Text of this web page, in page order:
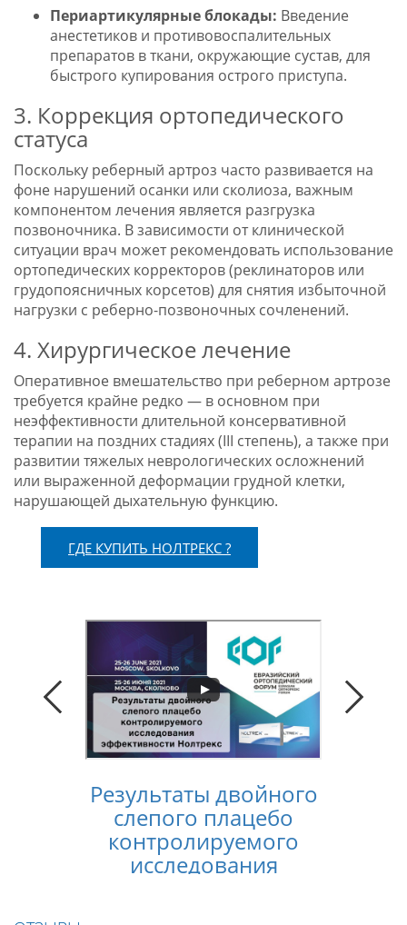
Периартикулярные блокады: Введение
анестетиков и противовоспалительных
препаратов в ткани, окружающие сустав, для
быстрого купирования острого приступа.
3. Коррекция ортопедического
статуса
Поскольку реберный артроз часто развивается на
фоне нарушений осанки или сколиоза, важным
компонентом лечения является разгрузка
позвоночника. В зависимости от клинической
ситуации врач может рекомендовать использование
ортопедических корректоров (реклинаторов или
грудопоясничных корсетов) для снятия избыточной
нагрузки с реберно-позвоночных сочленений.
4. Хирургическое лечение
Оперативное вмешательство при реберном артрозе
требуется крайне редко — в основном при
неэффективности длительной консервативной
терапии на поздних стадиях (III степень), а также при
развитии тяжелых неврологических осложнений
или выраженной деформации грудной клетки,
нарушающей дыхательную функцию.
ГДЕ КУПИТЬ НОЛТРЕКС ?
Результаты двойного
слепого плацебо
контролируемого
исследования